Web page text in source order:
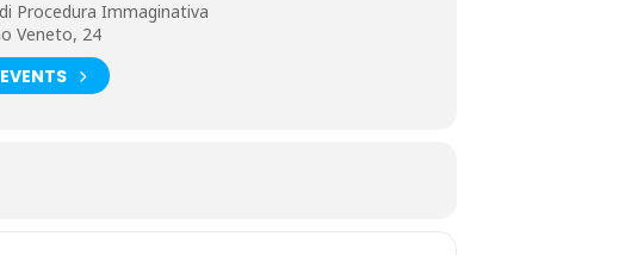
Procedura Immaginativa
Veneto, 24